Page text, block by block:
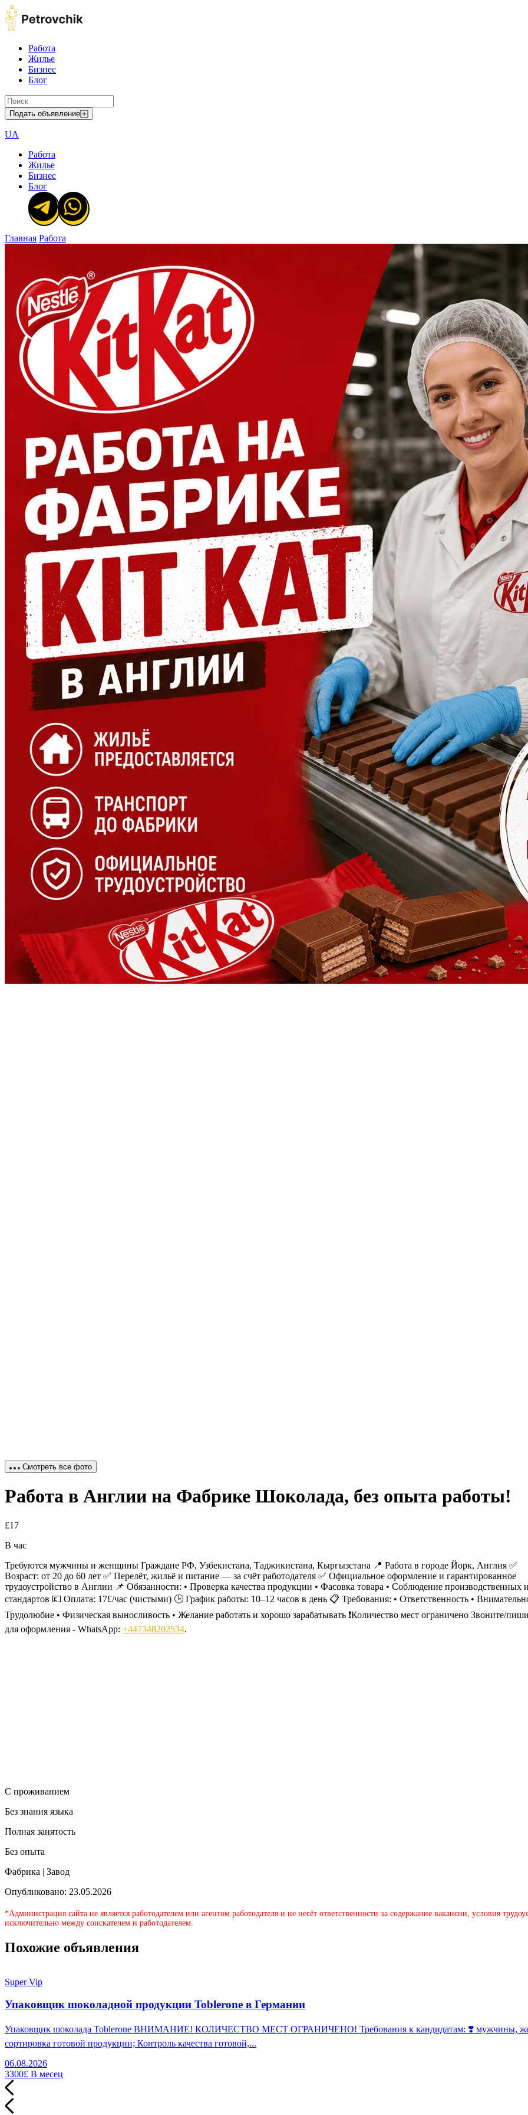
Работа
Жилье
Бизнес
Блог
Подать объявление
UA
Работа
Жилье
Бизнес
Блог
Главная Работа
Смотреть все фото
Работа в Англии на Фабрике Шоколада, без опыта работы!
£17
В час
Требуются мужчины и женщины Граждане РФ, Узбекистана, Таджикистана, Кыргызстана 📍 Работа в городе Йорк, Англия ✅
Возраст: от 20 до 60 лет ✅ Перелёт, жильё и питание — за счёт работодателя ✅ Официальное оформление и гарантированное
трудоустройство в Англии 📌 Обязанности: • Проверка качества продукции • Фасовка товара • Соблюдение производственных
стандартов 💷 Оплата: 17£/час (чистыми) 🕒 График работы: 10–12 часов в день 📋 Требования: • Ответственность •
Трудолюбие • Физическая выносливость • Желание работать и хорошо зарабатывать ❗️Количество мест ограничено Звоните/
для оформления - WhatsApp: +447348202534.
С проживанием
Без знания языка
Полная занятость
Без опыта
Фабрика | Завод
Опубликовано: 23.05.2026
*Администрация сайта не является работодателем или агентом работодателя и не несёт ответственности за содержание вакансии, условия
исключительно между соискателем и работодателем.
Похожие объявления
Super Vip
Упаковщик шоколадной продукции Toblerone в Германии
Упаковщик шоколада Toblerone ВНИМАНИЕ! КОЛИЧЕСТВО МЕСТ ОГРАНИЧЕНО! Требования к кандидатам: ❣️ мужчины,
сортировка готовой продукции; Контроль качества готовой,...
06.08.2026
3300£ В месец